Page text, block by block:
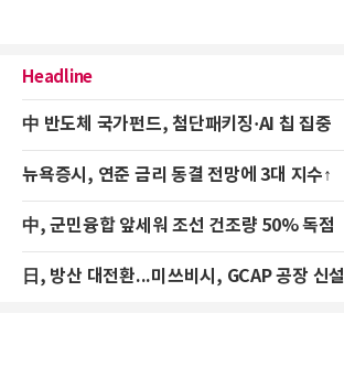
Headline
中 반도체 국가펀드, 첨단패키징·AI 칩 집중
뉴욕증시, 연준 금리 동결 전망에 3대 지수↑
中, 군민융합 앞세워 조선 건조량 50% 독점
日, 방산 대전환...미쓰비시, GCAP 공장 신설